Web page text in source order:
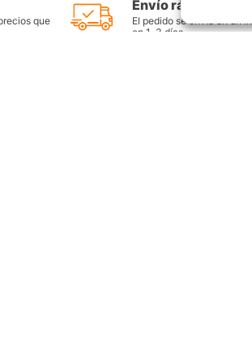
que
Envío rápido y
El pedido se envía en un
en 1-3 días